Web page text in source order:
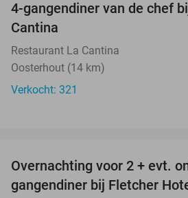
4-gangendiner van de chef
Cantina
Restaurant La Cantina
Oosterhout (14 km)
Verkocht: 321
Overnachting voor 2 + evt.
gangendiner bij Fletcher